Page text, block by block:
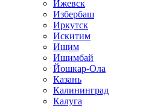
Ижевск
Избербаш
Иркутск
Искитим
Ишим
Ишимбай
Йошкар-Ола
Казань
Калининград
Калуга